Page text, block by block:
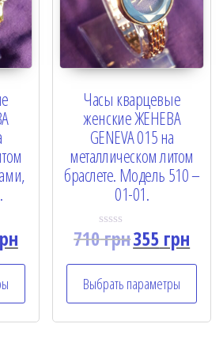
Часы кварцевые
женские ЖЕНЕВА
GENEVA 015 на
металлическом литом
браслете. Модель 510 –
01-01.
R
d
0
o
u
710грн355 грн
Выбрать параметры